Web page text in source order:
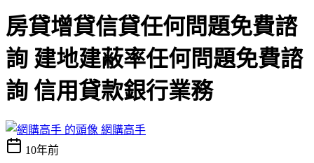
房貸增貸信貸任何問題免費諮
詢 建地建蔽率任何問題免費諮
詢 信用貸款銀行業務
網購高手
10年前